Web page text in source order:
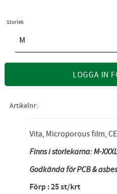
Storlek
M
LOGGA IN
Artikelnr
Vita, Microporous film,
Finns i storlekarna: M-XXXL
Godkända för PCB &
Förp : 25 st/krt